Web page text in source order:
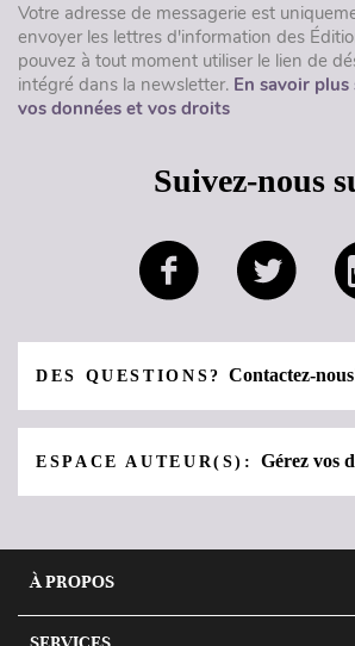
Votre adresse de messagerie est
envoyer les lettres d'information des
pouvez à tout moment utiliser le lien de
intégré dans la newsletter. En savoir
vos données et vos droits
Suivez-nous
DES QUESTIONS?Contactez-
ESPACE AUTEUR(S):Gérez vos
À PROPOS